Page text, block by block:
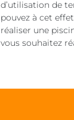
d’utilisation de
pouvez à cet
réaliser une
vous souhaitez